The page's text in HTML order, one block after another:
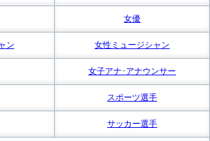
女優
ン 女性ミュージシャン
女子アナ･アナウンサー
スポーツ選手
サッカー選手